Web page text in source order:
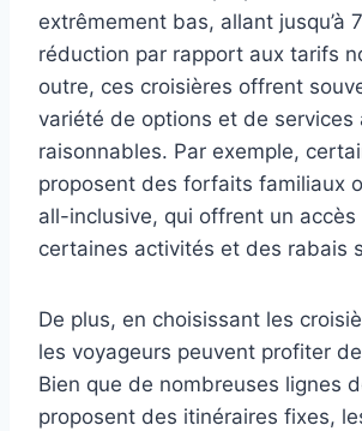
extrêmement bas, allant jusqu’à
réduction par rapport aux tarifs
outre, ces croisières offrent
variété de options et de services
raisonnables. Par exemple,
proposent des forfaits familiaux
all-inclusive, qui offrent un accès
certaines activités et des rabais
De plus, en choisissant les
les voyageurs peuvent profiter de
Bien que de nombreuses lignes
proposent des itinéraires fixes,